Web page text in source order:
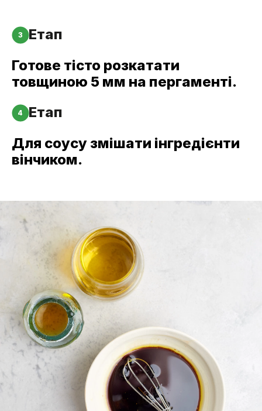
3
Етап
Готове тісто розкатати
товщиною 5 мм на пергаменті.
4
Етап
Для соусу змішати інгредієнти
вінчиком.